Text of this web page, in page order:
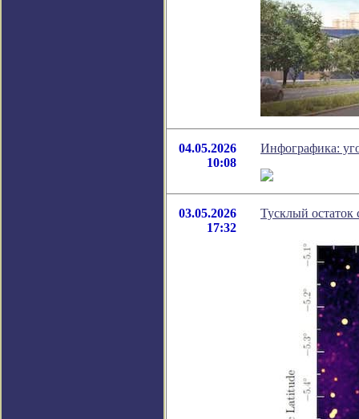
04.05.2026
10:08
Инфографика:
03.05.2026
17:32
Тусклый остаток